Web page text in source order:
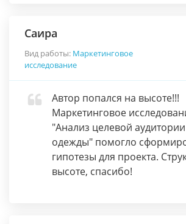
Саира
Вид работы: Маркетинговое
исследование
Автор попался на высоте!!!
Маркетинговое
"Анализ целевой
одежды" помогло
гипотезы для проекта.
высоте, спасибо!